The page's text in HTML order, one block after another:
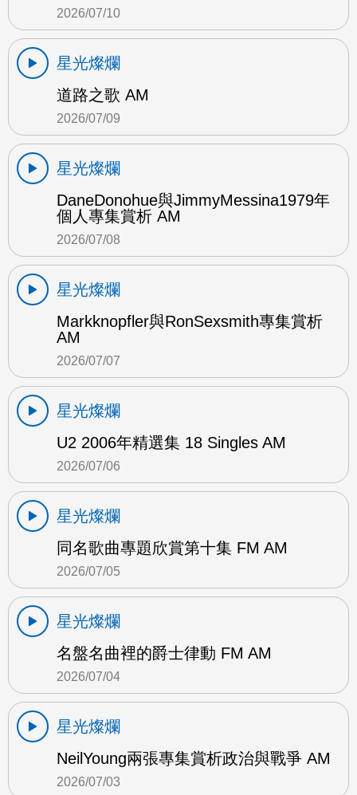
2026/07/10
星光燦爛
道路之歌 AM
2026/07/09
星光燦爛
DaneDonohue與JimmyMessina1979年
個人專集賞析 AM
2026/07/08
星光燦爛
Markknopfler與RonSexsmith專集賞析
AM
2026/07/07
星光燦爛
U2 2006年精選集 18 Singles AM
2026/07/06
星光燦爛
同名歌曲專題欣賞第十集 FM AM
2026/07/05
星光燦爛
名盤名曲裡的爵士律動 FM AM
2026/07/04
星光燦爛
NeilYoung兩張專集賞析政治與戰爭 AM
2026/07/03